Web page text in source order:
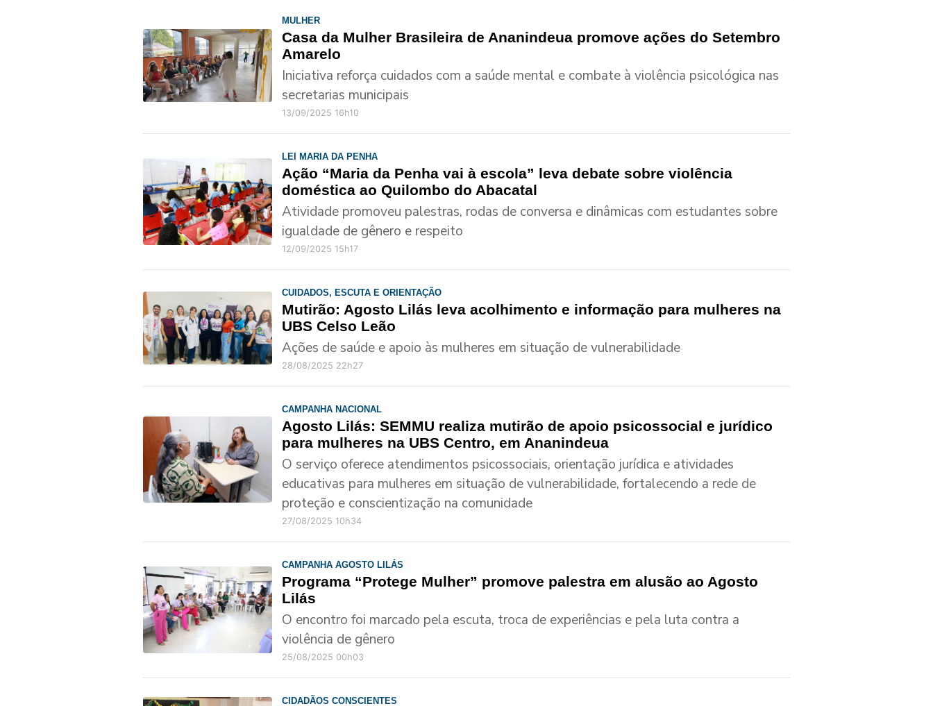
MULHER
Casa da Mulher Brasileira de Ananindeua promove ações do Setembro
Amarelo
Iniciativa reforça cuidados com a saúde mental e combate à violência psicológica nas
secretarias municipais
13/09/2025 16h10
LEI MARIA DA PENHA
Ação “Maria da Penha vai à escola” leva debate sobre violência
doméstica ao Quilombo do Abacatal
Atividade promoveu palestras, rodas de conversa e dinâmicas com estudantes sobre
igualdade de gênero e respeito
12/09/2025 15h17
CUIDADOS, ESCUTA E ORIENTAÇÃO
Mutirão: Agosto Lilás leva acolhimento e informação para mulheres na
UBS Celso Leão
Ações de saúde e apoio às mulheres em situação de vulnerabilidade
28/08/2025 22h27
CAMPANHA NACIONAL
Agosto Lilás: SEMMU realiza mutirão de apoio psicossocial e jurídico
para mulheres na UBS Centro, em Ananindeua
O serviço oferece atendimentos psicossociais, orientação jurídica e atividades
educativas para mulheres em situação de vulnerabilidade, fortalecendo a rede de
proteção e conscientização na comunidade
27/08/2025 10h34
CAMPANHA AGOSTO LILÁS
Programa “Protege Mulher” promove palestra em alusão ao Agosto
Lilás
O encontro foi marcado pela escuta, troca de experiências e pela luta contra a
violência de gênero
25/08/2025 00h03
CIDADÃOS CONSCIENTES